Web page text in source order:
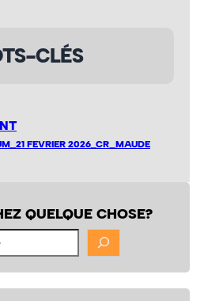
CLÉS
FEVRIER 2026_CR_MAUDE
QUELQUE CHOSE?